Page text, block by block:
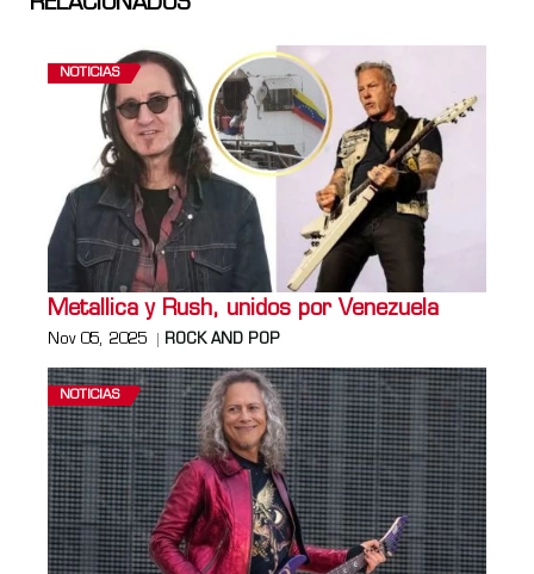
NOTICIAS
Metallica y Rush, unidos por Venezuela
Nov 05, 2025 ROCK AND POP
NOTICIAS